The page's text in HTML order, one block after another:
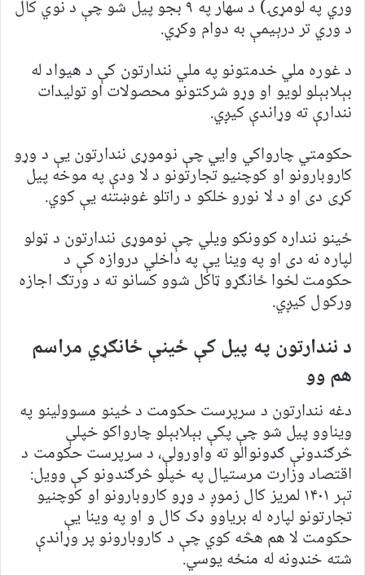
وري په لومړۍ) د سهار په ۹ بجو پيل شو چې د نوي کال
د وري تر درېیمې به دوام وکړي.
د غوره ملي خدمتونو په ملي نندارتون کې د هيواد له
بېلابېلو لويو او وړو شرکتونو محصولات او توليدات
نندارې ته وړاندې کيږي.
حکومتي چارواکي وايي چې نوموړی نندارتون يې د وړو
کاروبارونو او کوچنيو تجارتونو د لا ودې په موخه پيل
کړی دی او د لا نورو خلکو د راتلو غوښتنه يې کوي.
ځينو ننداره کوونکو ويلي چې نوموړی نندارتون د ټولو
لپاره نه دی او په وينا يې په داخلي دروازه کې د
حکومت لخوا ځانګړو ټاکل شوو کسانو ته د ورتګ اجازه
ورکول کيږي.
د نندارتون په پيل کې ځینې ځانګړي مراسم
هم وو
دغه نندارتون د سرپرست حکومت د ځينو مسوولينو په
ويناوو پيل شو چې پکې بېلابېلو چارواکو خپلې
څرګندونې ګډونوالو ته واورولې، د سرپرست حکومت د
اقتصاد وزارت مرستيال په خپلو څرګندونو کې وويل:
تېر ۱۴۰۱ لمريز کال زموږ د وړو کاروبارونو او کوچنيو
تجارتونو لپاره له برياوو ډک کال و او په وينا يې
حکومت لا هم هڅه کوي چې د کاروبارونو پر وړاندې
شته خنډونه له منځه يوسي.